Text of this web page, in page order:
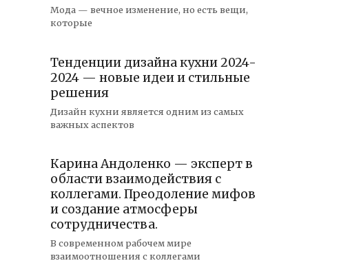
Мода — вечное изменение, но есть вещи,
которые
Тенденции дизайна кухни 2024-
2024 — новые идеи и стильные
решения
Дизайн кухни является одним из самых
важных аспектов
Карина Андоленко — эксперт в
области взаимодействия с
коллегами. Преодоление мифов
и создание атмосферы
сотрудничества.
В современном рабочем мире
взаимоотношения с коллегами